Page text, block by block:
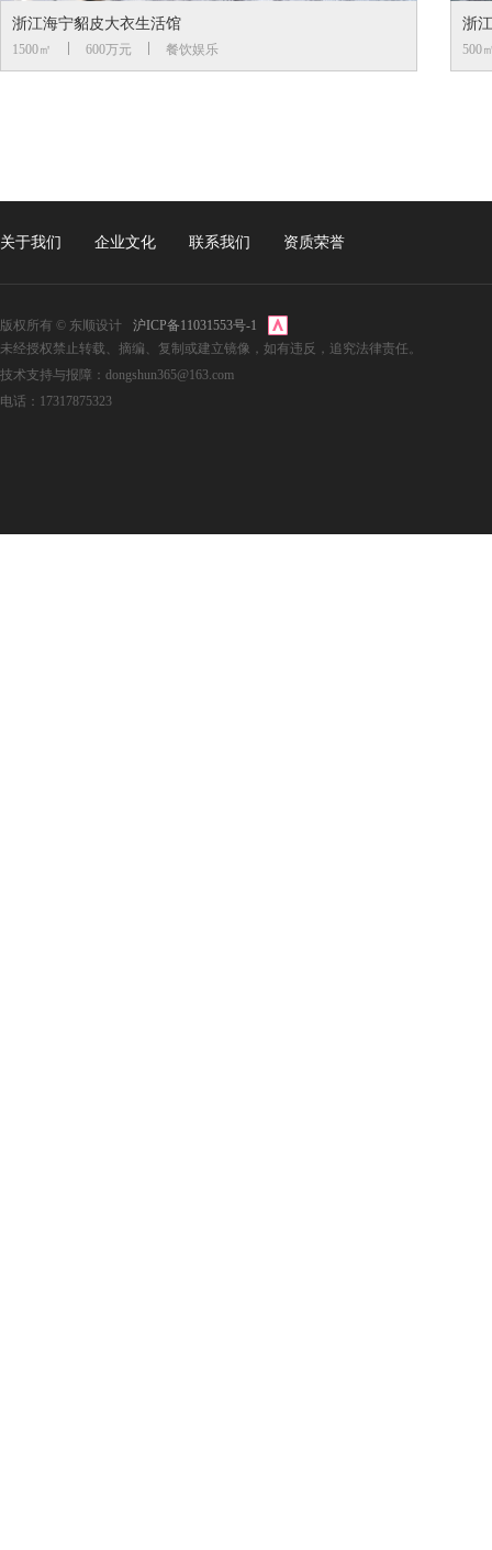
浙江海宁貂皮大衣生活馆
1500㎡ 600万元 餐饮娱乐
浙
500
关于我们 企业文化 联系我们 资质荣誉
版权所有 © 东顺设计
沪ICP备11031553号-1
未经授权禁止转载、摘编、复制或建立镜像，如有违反，追究法律责任。
技术支持与报障：dongshun365@163.com
电话：17317875323